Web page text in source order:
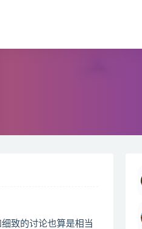
致的讨论也算是相当